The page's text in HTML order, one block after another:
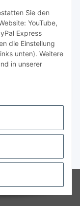
Sie den
YouTube,
Express
die Einstellung
unten). Weitere
in unserer
zzgl.